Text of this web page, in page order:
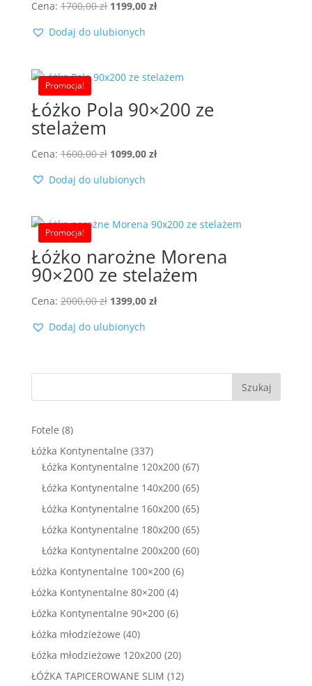
Cena: 1700,00zł Pierwotna
wynosiła:
1199,00 złAktualna
Dodaj do ulubionych
Promocja!
Łóżko Pola 90×200 ze
stelażem
Cena: 1600,00zł Pierwotna
wynosiła:
1099,00 złAktualna
Dodaj do ulubionych
Promocja!
Łóżko narożne Morena
90×200 ze stelażem
Cena: 2000,00zł Pierwotna
wynosiła:
1399,00 złAktualna
Dodaj do ulubionych
Szukaj
Fotele 88
produktów
Łóżka Kontynentalne 337337
produktów
Łóżka Kontynentalne 120x200 6767
produktów
Łóżka Kontynentalne 140x200 6565
produktów
Łóżka Kontynentalne 160x200 6565
produktów
Łóżka Kontynentalne 180x200 6565
produktów
Łóżka Kontynentalne 200x200 6060
Łóżka Kontynentalne 100×200 66
Łóżka Kontynentalne 80×200 44
produkty
Łóżka Kontynentalne 90×200 66
Łóżka młodzieżowe 4040
produktów
Łóżka młodzieżowe 120x200 2020
produktów
ŁÓŻKA TAPICEROWANE SLIM 1212